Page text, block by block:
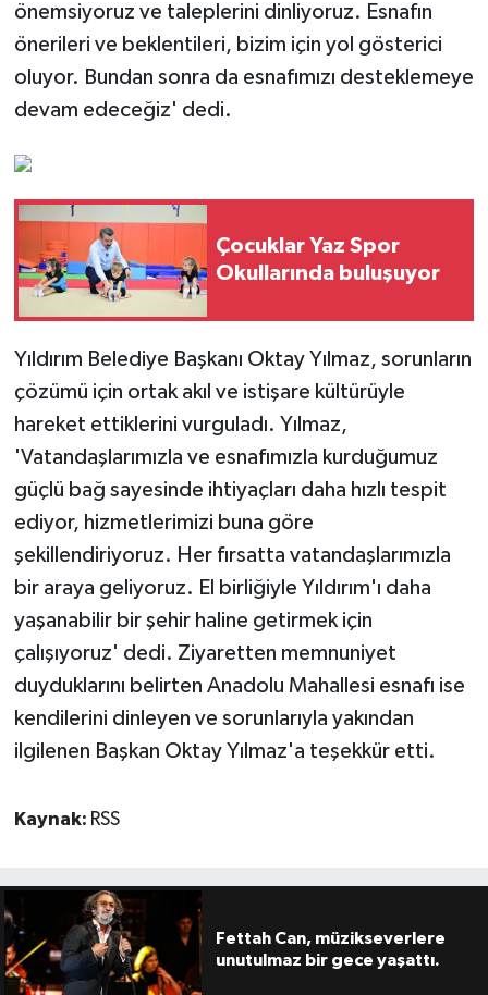
önemsiyoruz ve taleplerini dinliyoruz. Esnafın
önerileri ve beklentileri, bizim için yol gösterici
oluyor. Bundan sonra da esnafımızı desteklemeye
devam edeceğiz' dedi.
Çocuklar Yaz Spor
Okullarında buluşuyor
Yıldırım Belediye Başkanı Oktay Yılmaz, sorunların
çözümü için ortak akıl ve istişare kültürüyle
hareket ettiklerini vurguladı. Yılmaz,
'Vatandaşlarımızla ve esnafımızla kurduğumuz
güçlü bağ sayesinde ihtiyaçları daha hızlı tespit
ediyor, hizmetlerimizi buna göre
şekillendiriyoruz. Her fırsatta vatandaşlarımızla
bir araya geliyoruz. El birliğiyle Yıldırım'ı daha
yaşanabilir bir şehir haline getirmek için
çalışıyoruz' dedi. Ziyaretten memnuniyet
duyduklarını belirten Anadolu Mahallesi esnafı ise
kendilerini dinleyen ve sorunlarıyla yakından
ilgilenen Başkan Oktay Yılmaz'a teşekkür etti.
Kaynak: RSS
Fettah Can, müzikseverlere
unutulmaz bir gece yaşattı.